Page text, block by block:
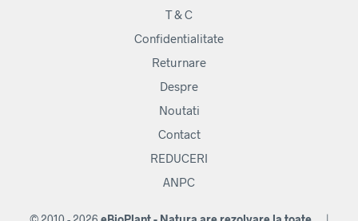
T & C
Confidentialitate
Returnare
Despre
Noutati
Contact
REDUCERI
ANPC